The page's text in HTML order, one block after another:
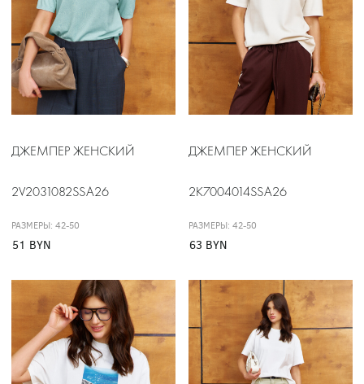
ДЖЕМПЕР ЖЕНСКИЙ
2V2031082SSA26
РАЗМЕРЫ: 42-50
51 BYN
ДЖЕМПЕР ЖЕНСКИЙ
2K7004014SSA26
РАЗМЕРЫ: 42-50
63 BYN